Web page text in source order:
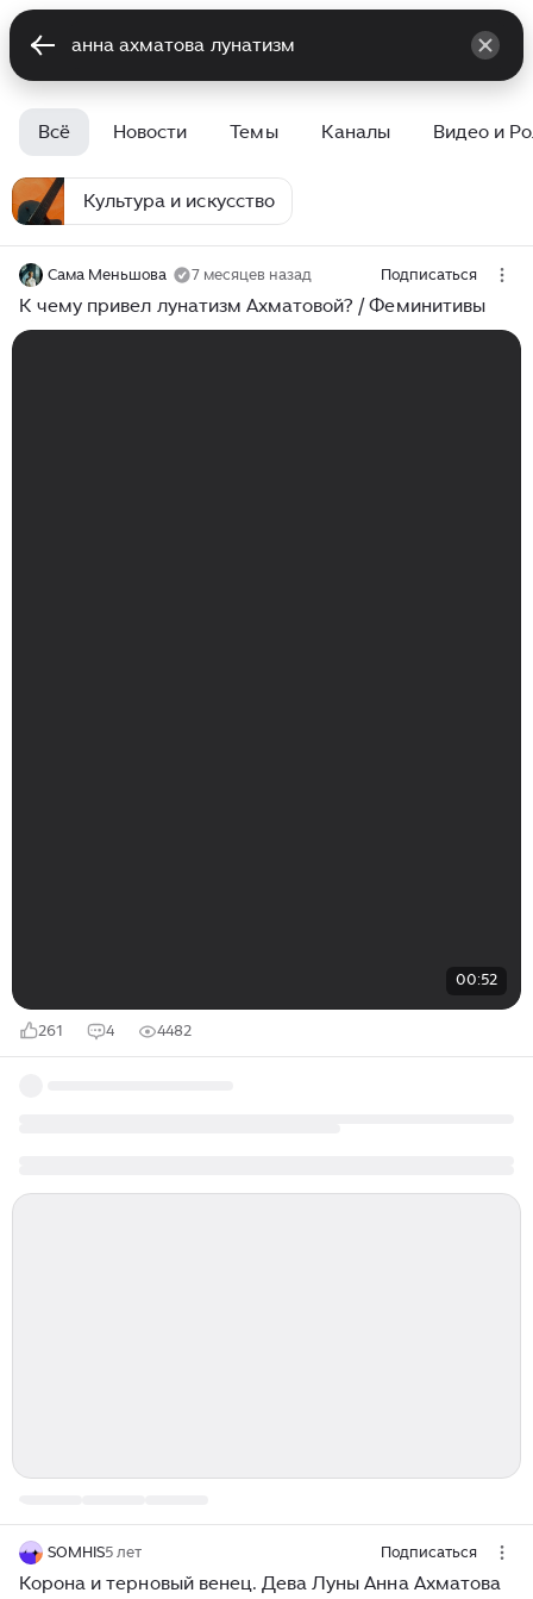
Всё Новости Темы Каналы Видео и
Культура и искусство
Сама Меньшова 7 месяцев назад Подписаться
К чему привел лунатизм Ахматовой? / Феминитивы
00:52
261 4 4482
SOMHIS5 лет Подписаться
Корона и терновый венец. Дева Луны Анна Ахматова